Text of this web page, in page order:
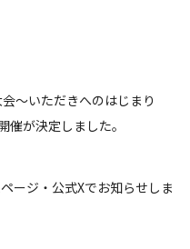
～いただきへのはじまり
が決定しました。
ージ・公式Xでお知らせしま